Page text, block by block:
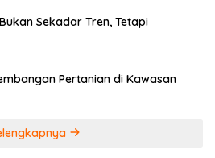
Sekadar Tren, Tetapi
Pertanian di Kawasan